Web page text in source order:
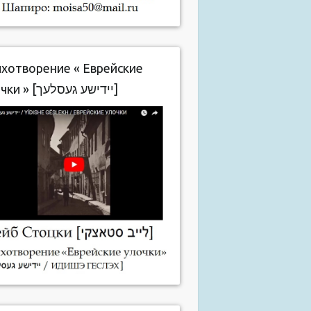
« Еврейские
улочки » [יידישע געסלעך]